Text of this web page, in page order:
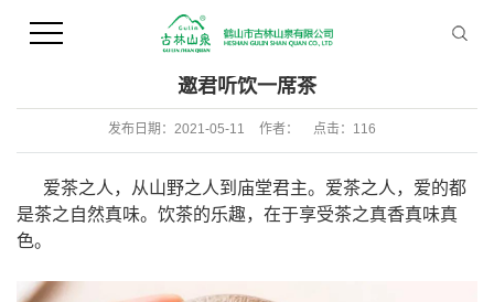
您当前的位置 ： 首 页>>新闻资讯>>行业新闻
邀君听饮一席茶
发布日期： 2021-05-11 作者： 点击： 116
爱茶之人，从山野之人到庙堂君主。爱茶之人，爱的都
是茶之自然真味。饮茶的乐趣，在于享受茶之真香真味真
色。